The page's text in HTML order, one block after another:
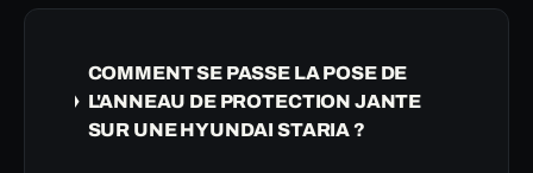
COMMENT SE PASSE LA POSE DE
L'ANNEAU DE PROTECTION JANTE
SUR UNE HYUNDAI STARIA ?